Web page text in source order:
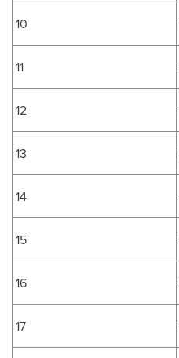
10
11
12
13
14
15
16
17